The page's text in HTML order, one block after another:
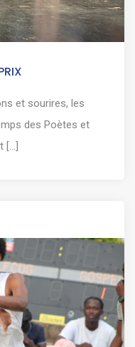
et sourires, les
des Poètes et
[...]